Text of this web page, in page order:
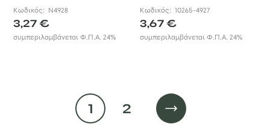
Κωδικός: N4928
3,27€
συμπεριλαμβάνεται Φ.Π.Α. 24%
Κωδικός:10265-4927
3,67€
συμπεριλαμβάνεται Φ.Π.Α. 24%
1 2